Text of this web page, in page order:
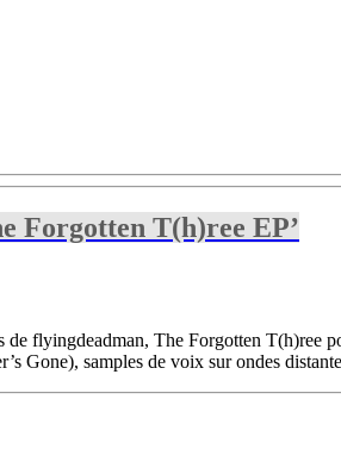
Forgotten T​(​h​)​ree EP’
flyingdeadman, The Forgotten T​(​h​)​ree
Gone), samples de voix sur ondes